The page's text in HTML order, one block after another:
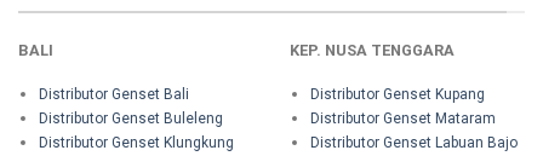
BALI
Distributor Genset Bali
Distributor Genset Buleleng
Distributor Genset Klungkung
KEP. NUSA TENGGARA
Distributor Genset Kupang
Distributor Genset Mataram
Distributor Genset Labuan Bajo